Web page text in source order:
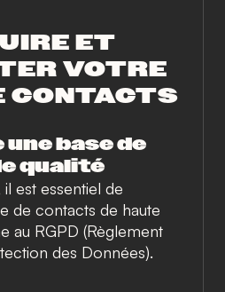
ET
VOTRE
CONTACTS
base de
qualité
est essentiel de
de contacts de haute
au RGPD (Règlement
des Données).